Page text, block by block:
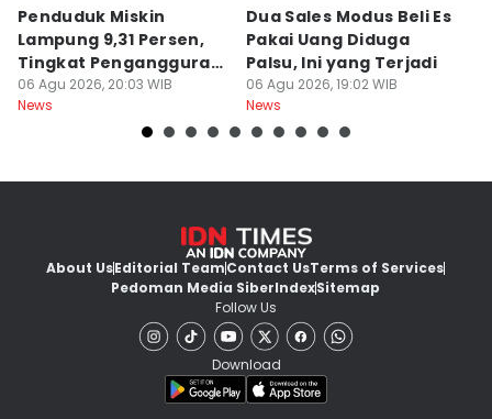
Penduduk Miskin
Lampung 9,31 Persen,
Tingkat Pengangguran
Terbuka Naik
06 Agu 2026, 20:03 WIB
News
Dua Sales Modus Beli Es
Pakai Uang Diduga
Palsu, Ini yang Terjadi
06 Agu 2026, 19:02 WIB
News
About UsEditorial TeamContact UsTerms of Services
Pedoman Media SiberIndexSitemap
Follow Us
Download